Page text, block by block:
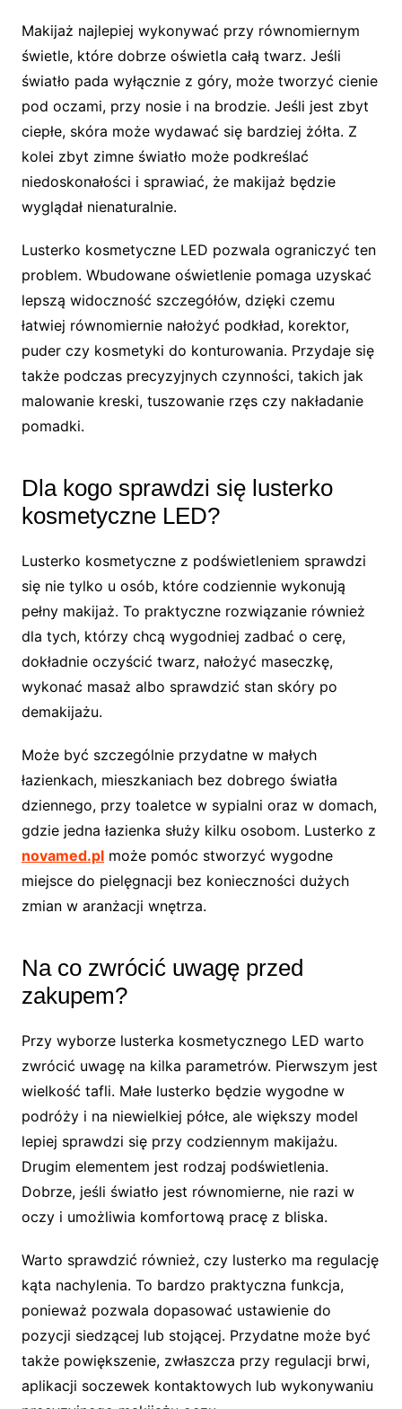
Makijaż najlepiej wykonywać przy równomiernym
świetle, które dobrze oświetla całą twarz. Jeśli
światło pada wyłącznie z góry, może tworzyć cienie
pod oczami, przy nosie i na brodzie. Jeśli jest zbyt
ciepłe, skóra może wydawać się bardziej żółta. Z
kolei zbyt zimne światło może podkreślać
niedoskonałości i sprawiać, że makijaż będzie
wyglądał nienaturalnie.
Lusterko kosmetyczne LED pozwala ograniczyć ten
problem. Wbudowane oświetlenie pomaga uzyskać
lepszą widoczność szczegółów, dzięki czemu
łatwiej równomiernie nałożyć podkład, korektor,
puder czy kosmetyki do konturowania. Przydaje się
także podczas precyzyjnych czynności, takich jak
malowanie kreski, tuszowanie rzęs czy nakładanie
pomadki.
Dla kogo sprawdzi się lusterko
kosmetyczne LED?
Lusterko kosmetyczne z podświetleniem sprawdzi
się nie tylko u osób, które codziennie wykonują
pełny makijaż. To praktyczne rozwiązanie również
dla tych, którzy chcą wygodniej zadbać o cerę,
dokładnie oczyścić twarz, nałożyć maseczkę,
wykonać masaż albo sprawdzić stan skóry po
demakijażu.
Może być szczególnie przydatne w małych
łazienkach, mieszkaniach bez dobrego światła
dziennego, przy toaletce w sypialni oraz w domach,
gdzie jedna łazienka służy kilku osobom. Lusterko z
novamed.plmoże pomóc stworzyć wygodne
miejsce do pielęgnacji bez konieczności dużych
zmian w aranżacji wnętrza.
Na co zwrócić uwagę przed
zakupem?
Przy wyborze lusterka kosmetycznego LED warto
zwrócić uwagę na kilka parametrów. Pierwszym jest
wielkość tafli. Małe lusterko będzie wygodne w
podróży i na niewielkiej półce, ale większy model
lepiej sprawdzi się przy codziennym makijażu.
Drugim elementem jest rodzaj podświetlenia.
Dobrze, jeśli światło jest równomierne, nie razi w
oczy i umożliwia komfortową pracę z bliska.
Warto sprawdzić również, czy lusterko ma regulację
kąta nachylenia. To bardzo praktyczna funkcja,
ponieważ pozwala dopasować ustawienie do
pozycji siedzącej lub stojącej. Przydatne może być
także powiększenie, zwłaszcza przy regulacji brwi,
aplikacji soczewek kontaktowych lub wykonywaniu